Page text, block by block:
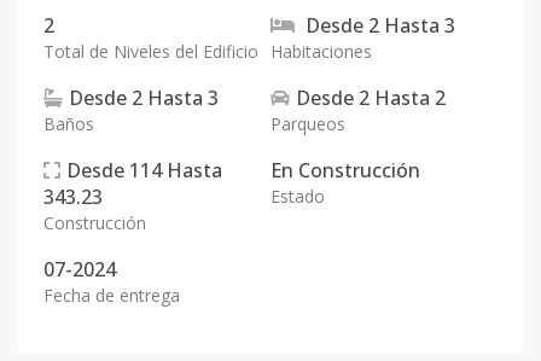
2
Total de Niveles del Edificio
Desde 2 Hasta 3
Habitaciones
Desde 2 Hasta 3
Baños
Desde 2 Hasta 2
Parqueos
Desde 114 Hasta
343.23
Construcción
En Construcción
Estado
07-2024
Fecha de entrega